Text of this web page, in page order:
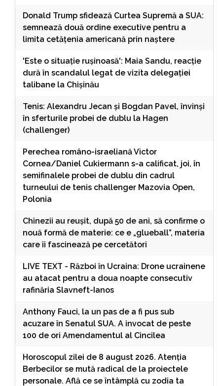
Donald Trump sfidează Curtea Supremă a SUA:
semnează două ordine executive pentru a
limita cetățenia americană prin naștere
'Este o situație rușinoasă': Maia Sandu, reacție
dură în scandalul legat de vizita delegației
talibane la Chișinău
Tenis: Alexandru Jecan şi Bogdan Pavel, învinşi
în sferturile probei de dublu la Hagen
(challenger)
Perechea româno-israeliană Victor
Cornea/Daniel Cukiermann s-a calificat, joi, în
semifinalele probei de dublu din cadrul
turneului de tenis challenger Mazovia Open,
Polonia
Chinezii au reușit, după 50 de ani, să confirme o
nouă formă de materie: ce e „glueball”, materia
care îi fascinează pe cercetători
LIVE TEXT - Război în Ucraina: Drone ucrainene
au atacat pentru a doua noapte consecutiv
rafinăria Slavneft-Ianos
Anthony Fauci, la un pas de a fi pus sub
acuzare în Senatul SUA. A invocat de peste
100 de ori Amendamentul al Cincilea
Horoscopul zilei de 8 august 2026. Atenția
Berbecilor se mută radical de la proiectele
personale. Află ce se întâmplă cu zodia ta